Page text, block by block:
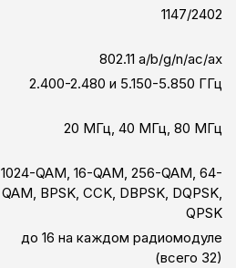
1147/2402
802.11 a/b/g/n/ac/ax
2.400-2.480 и 5.150-5.850 ГГц
20 МГц, 40 МГц, 80 МГц
1024-QAM, 16-QAM, 256-QAM, 64-
QAM, BPSK, CCK, DBPSK, DQPSK,
QPSK
до 16 на каждом радиомодуле
(всего 32)